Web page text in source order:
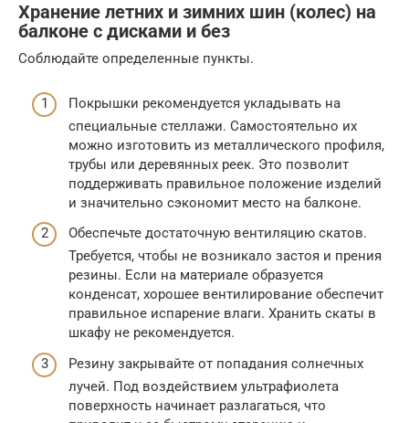
Хранение летних и зимних шин (колес) на
балконе с дисками и без
Соблюдайте определенные пункты.
Покрышки рекомендуется укладывать на
специальные стеллажи. Самостоятельно их
можно изготовить из металлического профиля,
трубы или деревянных реек. Это позволит
поддерживать правильное положение изделий
и значительно сэкономит место на балконе.
Обеспечьте достаточную вентиляцию скатов.
Требуется, чтобы не возникало застоя и прения
резины. Если на материале образуется
конденсат, хорошее вентилирование обеспечит
правильное испарение влаги. Хранить скаты в
шкафу не рекомендуется.
Резину закрывайте от попадания солнечных
лучей. Под воздействием ультрафиолета
поверхность начинает разлагаться, что